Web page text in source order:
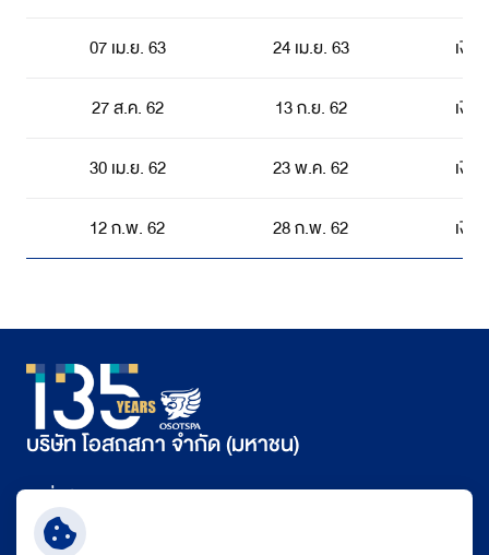
07 เม.ย. 63 24 เม.ย. 63 เงิน
27 ส.ค. 62 13 ก.ย. 62 เงิน
30 เม.ย. 62 23 พ.ค. 62 เงิน
12 ก.พ. 62 28 ก.พ. 62 เงิน
บริษัท โอสถสภา จำกัด (มหาชน)
ที่อยู่
348 ถนนรามคำแหง แขวงหัวหมาก เขตบางกะปิ กรุงเทพฯ 10240
เบอร์ติดต่อ